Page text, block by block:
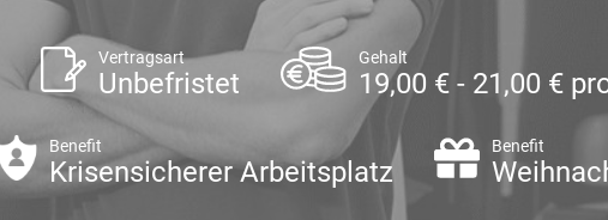
Vertragsart
Unbefristet
Gehalt
19,00 € - 21,00 €
Benefit
Krisensicherer Arbeitsplatz
Benefit